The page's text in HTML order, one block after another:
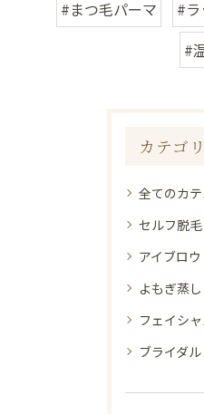
#まつ毛パーマ #ラ
#
カテゴ
全てのカ
セルフ脱毛
アイブロウ
よもぎ蒸し
フェイシ
ブライダル